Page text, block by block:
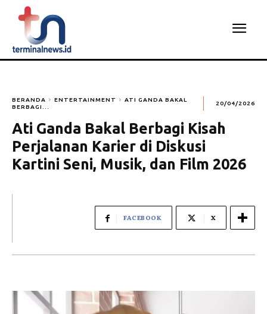
BERANDA ENTERTAINMENT
ATI GANDA BAKAL
BERBAGI...
20/04/2026
Ati Ganda Bakal Berbagi Kisah
Perjalanan Karier di Diskusi
Kartini Seni, Musik, dan Film 2026
FACEBOOK X